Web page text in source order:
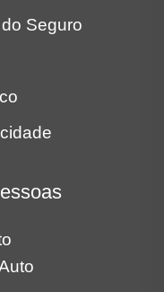
Seguro